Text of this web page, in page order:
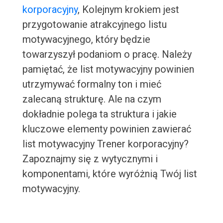
korporacyjny, Kolejnym krokiem jest
przygotowanie atrakcyjnego listu
motywacyjnego, który będzie
towarzyszył podaniom o pracę. Należy
pamiętać, że list motywacyjny powinien
utrzymywać formalny ton i mieć
zalecaną strukturę. Ale na czym
dokładnie polega ta struktura i jakie
kluczowe elementy powinien zawierać
list motywacyjny Trener korporacyjny?
Zapoznajmy się z wytycznymi i
komponentami, które wyróżnią Twój list
motywacyjny.